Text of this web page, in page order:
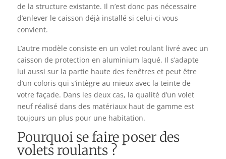
de la structure existante. Il n’est donc pas nécessaire
d’enlever le caisson déjà installé si celui-ci vous
convient.
L’autre modèle consiste en un volet roulant livré avec un
caisson de protection en aluminium laqué. Il s’adapte
lui aussi sur la partie haute des fenêtres et peut être
d’un coloris qui s’intègre au mieux avec la teinte de
votre façade. Dans les deux cas, la qualité d’un volet
neuf réalisé dans des matériaux haut de gamme est
toujours un plus pour une habitation.
Pourquoi se faire poser des
volets roulants ?